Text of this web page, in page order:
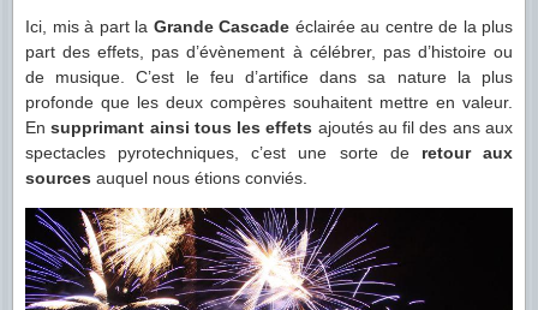
Ici, mis à part la Grande Cascade éclairée au centre de la plus
part des effets, pas d’évènement à célébrer, pas d’histoire ou
de musique. C’est le feu d’artifice dans sa nature la plus
profonde que les deux compères souhaitent mettre en valeur.
Ensupprimant ainsi tous les effets ajoutés au fil des ans aux
spectacles pyrotechniques, c’est une sorte de retour aux
sources auquel nous étions conviés.